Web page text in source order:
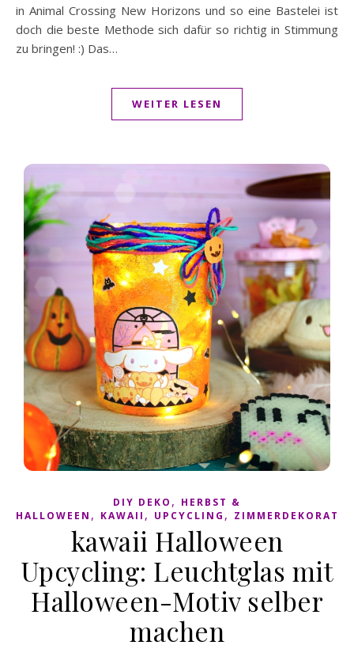
in Animal Crossing New Horizons und so eine Bastelei ist
doch die beste Methode sich dafür so richtig in Stimmung
zu bringen! :) Das…
WEITER LESEN
DIY DEKO , HERBST &
HALLOWEEN , KAWAII , UPCYCLING ,
kawaii Halloween
Upcycling: Leuchtglas mit
Halloween-Motiv selber
machen